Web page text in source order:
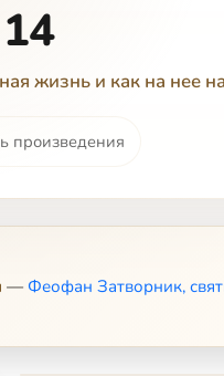
жизнь и как на нее
произведения
— Феофан Затворник,